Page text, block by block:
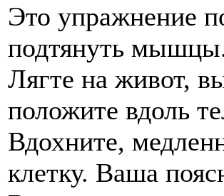
Это упражнение
подтянуть
Лягте на живот,
положите вдоль
Вдохните,
клетку. Ваша